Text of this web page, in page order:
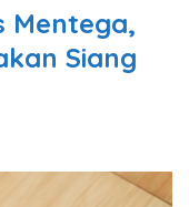
Mentega,
Siang